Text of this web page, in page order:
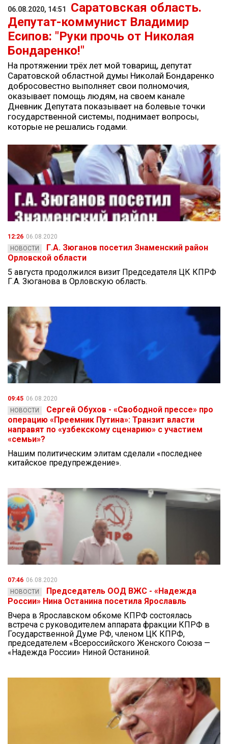
06.08.2020, 14:51
Саратовская область.
Депутат-коммунист Владимир
Есипов: "Руки прочь от Николая
Бондаренко!"
На протяжении трёх лет мой товарищ, депутат
Саратовской областной думы Николай Бондаренко
добросовестно выполняет свои полномочия,
оказывает помощь людям, на своем канале
Дневник Депутата показывает на болевые точки
государственной системы, поднимает вопросы,
которые не решались годами.
12:26 06.08.2020
НОВОСТИ
Г.А. Зюганов посетил Знаменский район
Орловской области
5 августа продолжился визит Председателя ЦК КПРФ
Г.А. Зюганова в Орловскую область.
09:45 06.08.2020
НОВОСТИ
Сергей Обухов - «Свободной прессе» про
операцию «Преемник Путина»: Транзит власти
направят по «узбекскому сценарию» с участием
«семьи»?
Нашим политическим элитам сделали «последнее
китайское предупреждение».
07:46 06.08.2020
НОВОСТИ
Председатель ООД ВЖС - «Надежда
России» Нина Останина посетила Ярославль
Вчера в Ярославском обкоме КПРФ состоялась
встреча с руководителем аппарата фракции КПРФ в
Государственной Думе РФ, членом ЦК КПРФ,
председателем «Всероссийского Женского Союза —
«Надежда России» Ниной Останиной.